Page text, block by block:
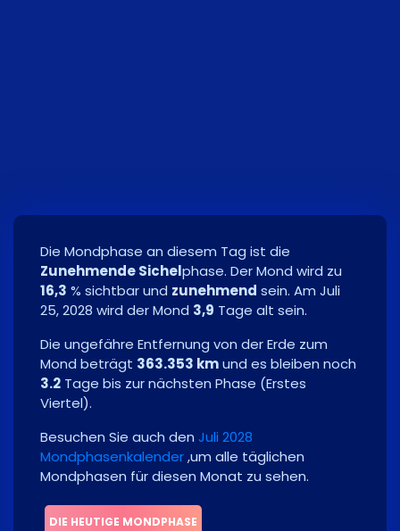
Die Mondphase an diesem Tag ist die
Zunehmende Sichelphase. Der Mond wird zu
16,3 % sichtbar und zunehmend sein. Am Juli
25, 2028 wird der Mond 3,9 Tage alt sein.
Die ungefähre Entfernung von der Erde zum
Mond beträgt 363.353 kmund es bleiben noch
3.2 Tage bis zur nächsten Phase (Erstes
Viertel).
Besuchen Sie auch den Juli 2028
Mondphasenkalender,um alle täglichen
Mondphasen für diesen Monat zu sehen.
DIE HEUTIGE MONDPHASE